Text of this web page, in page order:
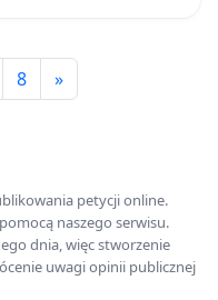
8 »
petycji online.
naszego serwisu.
dnia, więc stworzenie
uwagi opinii publicznej